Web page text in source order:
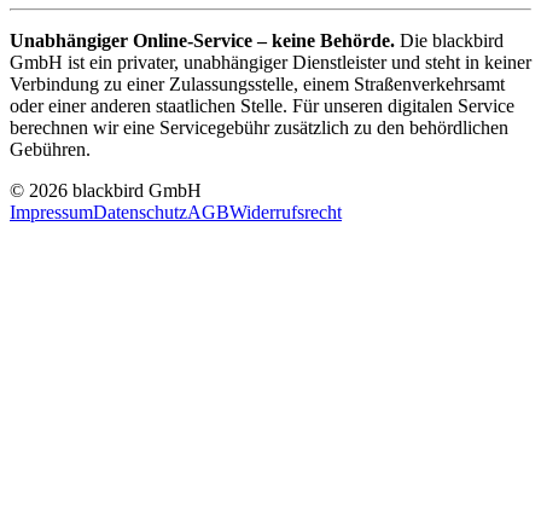
Unabhängiger Online-Service – keine Behörde. Die blackbird
GmbH ist ein privater, unabhängiger Dienstleister und steht in keiner
Verbindung zu einer Zulassungsstelle, einem Straßenverkehrsamt
oder einer anderen staatlichen Stelle. Für unseren digitalen Service
berechnen wir eine Servicegebühr zusätzlich zu den behördlichen
Gebühren.
© 2026 blackbird GmbH
ImpressumDatenschutzAGBWiderrufsrecht